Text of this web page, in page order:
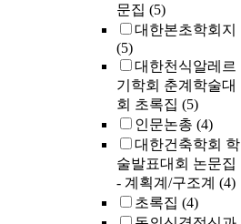
문집 (5)
대한본초학회지
(5)
대한천식알레르
기학회 춘계학술대
회 초록집 (5)
인문논총 (4)
대한건축학회 학
술발표대회 논문집
- 계획계/구조계 (4)
초록집 (4)